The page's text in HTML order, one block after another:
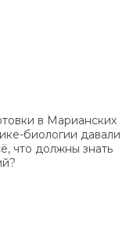
в Марианских
биологии давали
что должны знать